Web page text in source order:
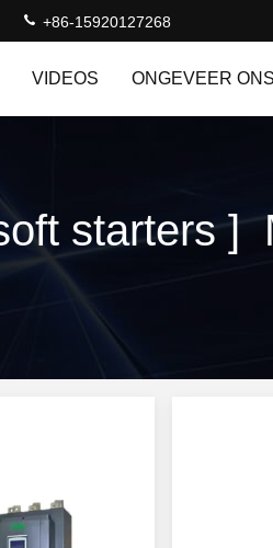
+86-15920127268
VIDEOS ONGEVEER ONS
starters ]